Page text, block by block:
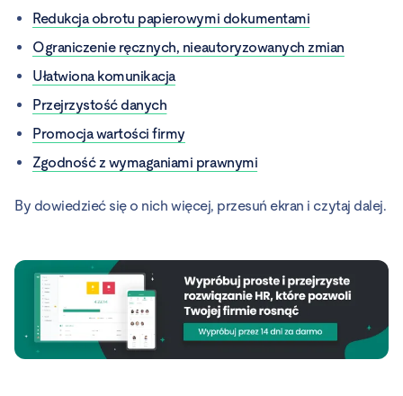
Redukcja obrotu papierowymi dokumentami
Ograniczenie ręcznych, nieautoryzowanych zmian
Ułatwiona komunikacja
Przejrzystość danych
Promocja wartości firmy
Zgodność z wymaganiami prawnymi
By dowiedzieć się o nich więcej, przesuń ekran i czytaj dalej.